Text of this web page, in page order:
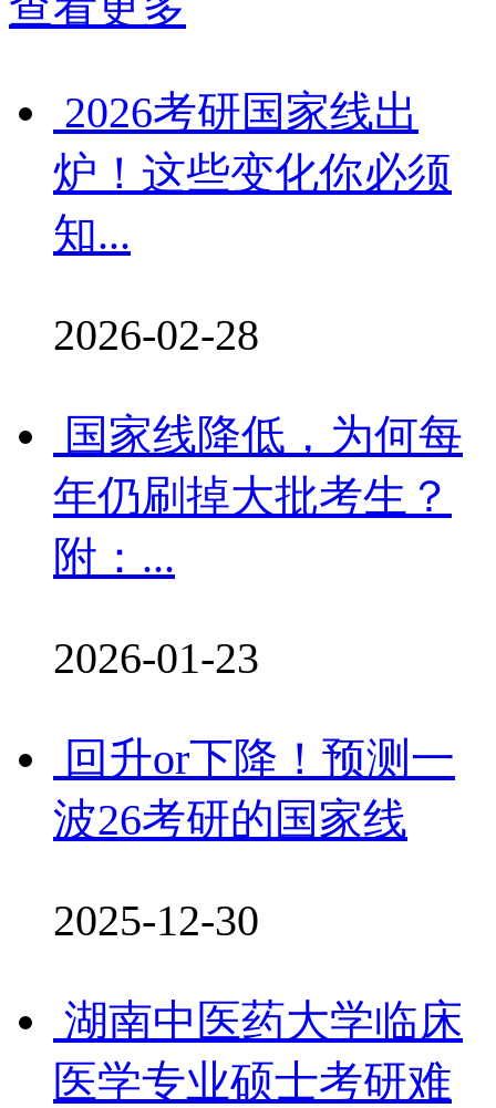
2026考研国家线出
炉！这些变化你必须
知...
2026-02-28
国家线降低，为何每
年仍刷掉大批考生？
附：...
2026-01-23
回升or下降！预测一
波26考研的国家线
2025-12-30
湖南中医药大学临床
医学专业硕士考研难